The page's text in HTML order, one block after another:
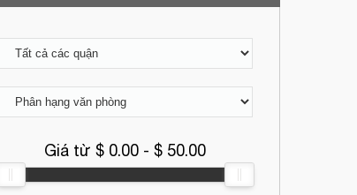
Giá từ $ 0.00 - $ 50.00